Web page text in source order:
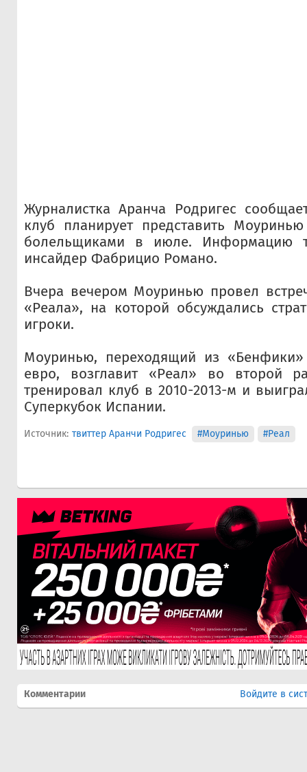
Журналистка Аранча Родригес
клуб планирует представить
болельщиками в июле. Информацию
инсайдер Фабрицио Романо.
Вчера вечером Моуринью провел
«Реала», на которой обсуждались
игроки.
Моуринью, переходящий из
евро, возглавит «Реал» во второй
тренировал клуб в 2010-2013-м и
Суперкубок Испании.
Источник: твиттер Аранчи Родригес #Моуринью #Реал
Комментарии Войдите в